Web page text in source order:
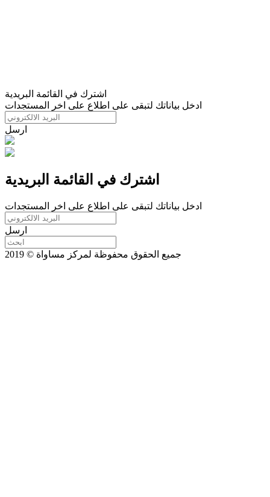
اشترك في القائمة البريدية
ادخل بياناتك لتبقى على اطلاع على اخر المستجدات
ارسل
اشترك في القائمة البريدية
ادخل بياناتك لتبقى على اطلاع على اخر المستجدات
ارسل
جميع الحقوق محفوظة لمركز مساواة © 2019